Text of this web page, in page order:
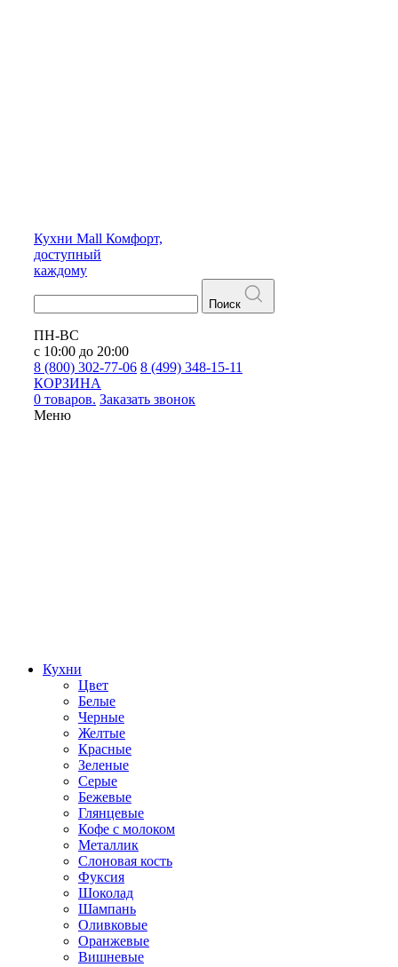
Кухни Mall Комфорт,
доступный
каждому
Поиск
ПН-ВС
с 10:00 до 20:00
8 (800) 302-77-06 8 (499) 348-15-11
КОРЗИНА
0 товаров. Заказать звонок
Меню
Кухни
Цвет
Белые
Черные
Желтые
Красные
Зеленые
Серые
Бежевые
Глянцевые
Кофе с молоком
Металлик
Слоновая кость
Фуксия
Шоколад
Шампань
Оливковые
Оранжевые
Вишневые